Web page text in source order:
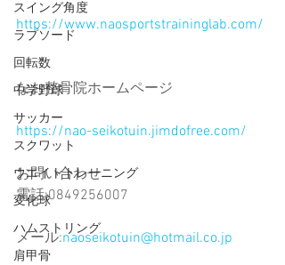
スイング角度
ラプソード
回転数
中学野球
サッカー
スクワット
ウエイトトレーニング
変化球
ハムストリング
肩甲骨
https://www.naosportstraininglab.com/
なお整骨院ホームページ
https://nao-seikotuin.jimdofree.com/
お問い合わせ
電話:0849256007
メール:naoseikotuin@hotmail.co.jp